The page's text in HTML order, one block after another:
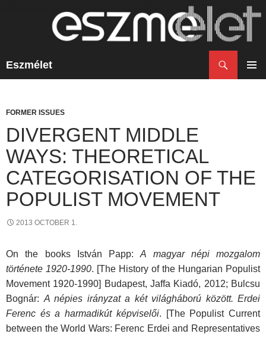
Eszmélet
FORMER ISSUES
DIVERGENT MIDDLE
WAYS: THEORETICAL
CATEGORISATION OF THE
POPULIST MOVEMENT
2013 OCTOBER 1.
On the books István Papp:A magyar népi mozgalom
története 1920-1990. [The History of the Hungarian Populist
Movement 1920-1990] Budapest, Jaffa Kiadó, 2012; Bulcsu
Bognár: A népies irányzat a két világháború között. Erdei
Ferenc és a harmadikút képviselői. [The Populist Current
between the World Wars: Ferenc Erdei and Representatives